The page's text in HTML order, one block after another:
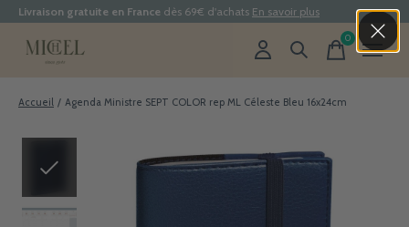
Livraison gratuite en France dès 69€ d'achats En savoir plus
0items
Accueil / Agenda Ministre SEPT COLOR rep ML Céleste Bleu 16x24cm